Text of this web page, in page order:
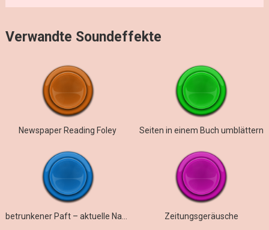
Verwandte Soundeffekte
Newspaper Reading Foley Seiten in einem Buch umblättern
Zeitungsgeräusche